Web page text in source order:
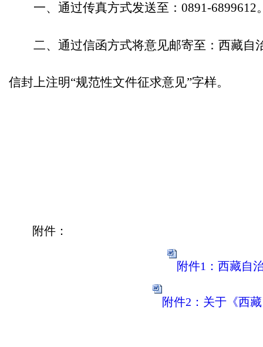
一、通过传真方式发送至： 0891-6899612
二、通过信函方式将意见邮寄至： 西藏自
信封上注明“规范性文件征求意见”字样。
附件：
附件1：西藏自
附件2：关于《西